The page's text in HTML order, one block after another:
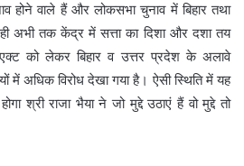
होने वाले हैं और लोकसभा चुनाव में बिहार तथा
अभी तक केंद्र में सत्ता का दिशा और दशा तय
को लेकर बिहार व उत्तर प्रदेश के अलावे
में अधिक विरोध देखा गया है। ऐसी स्थिति में यह
श्री राजा भैया ने जो मुद्दे उठाएं हैं वो मुद्दे तो